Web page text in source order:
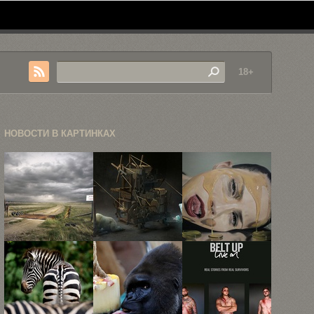
18+
НОВОСТИ В КАРТИНКАХ
Пейзажная
фотография
Эрика
Шмидта
63 самых
запоминающихся
рекламных
принта ...
портреты
Майка
Даргаса